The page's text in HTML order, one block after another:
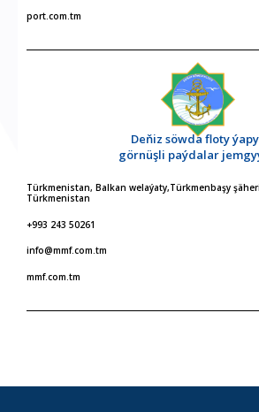
port.com.tm
Deňiz söwda floty
görnüşli paýdalar
Türkmenistan, Balkan welaýaty,Türkmenbaşy
Türkmenistan
+993 243 50261
info@mmf.com.tm
mmf.com.tm